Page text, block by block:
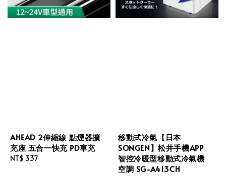
AHEAD 2伸縮線 點煙器擴
充座 五合一快充 PD車充
Regular
NT$ 337
移動式冷氣【日本
SONGEN】松井手機APP
智控冷暖型移動式冷氣機
空調 SG-A413CH